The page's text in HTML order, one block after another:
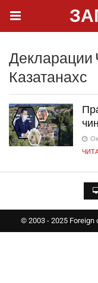
Декларации
Казатанахс
© 2003 - 2025